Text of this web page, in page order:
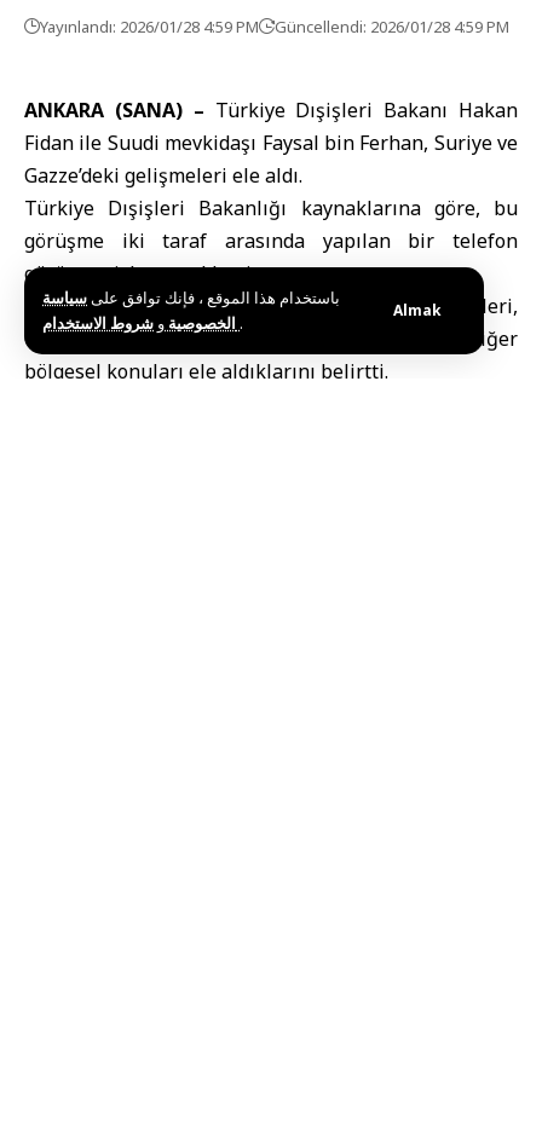
باستخدام هذا الموقع ، فإنك توافق علىسياسة
الخصوصية و .
Almak
Yayınlandı: 2026/01/28 4:59 PM Güncellendi: 2026/01/28 4:59 PM
ANKARA (SANA) – Türkiye Dışişleri Bakanı Hakan
Fidan ile Suudi mevkidaşı Faysal bin Ferhan, Suriyeve
Gazze’deki gelişmeleri ele aldı.
Türkiye Dışişleri Bakanlığı kaynaklarına göre, bu
görüşme iki taraf arasında yapılan bir telefon
görüşmesiyle gerçekleşti.
Kaynaklar, iki bakanın Suriye’deki son gelişmeleri,
Gazze’deki barış planının uygulanmasını ve diğer
bölgesel konuları ele aldıklarını belirtti.